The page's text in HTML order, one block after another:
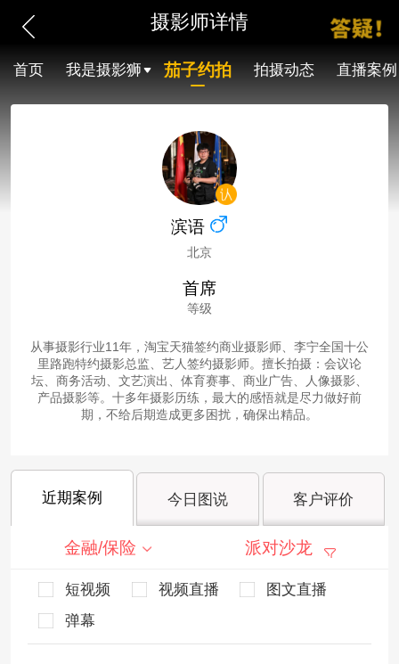
摄影师详情
首页 我是摄影狮 茄子约拍 拍摄动态 直播案例
滨语
北京
首席
等级
从事摄影行业11年，淘宝天猫签约商业摄影师、李宁全国十公
里路跑特约摄影总监、艺人签约摄影师。擅长拍摄：会议论
坛、商务活动、文艺演出、体育赛事、商业广告、人像摄影、
产品摄影等。十多年摄影历练，最大的感悟就是尽力做好前
期，不给后期造成更多困扰，确保出精品。
近期案例 今日图说 客户评价
金融/保险 派对沙龙
短视频 视频直播
图文直播
弹幕